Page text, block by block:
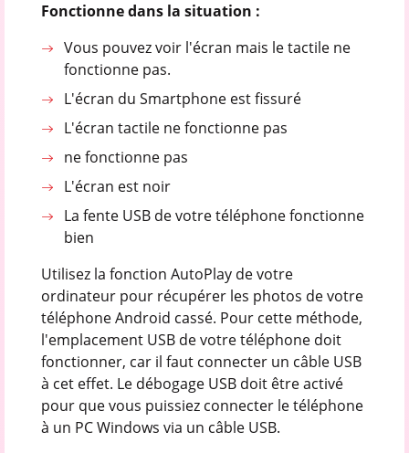
Fonctionne dans la situation :
Vous pouvez voir l'écran mais le tactile ne
fonctionne pas.
L'écran du Smartphone est fissuré
L'écran tactile ne fonctionne pas
ne fonctionne pas
L'écran est noir
La fente USB de votre téléphone fonctionne
bien
Utilisez la fonction AutoPlay de votre
ordinateur pour récupérer les photos de votre
téléphone Android cassé. Pour cette méthode,
l'emplacement USB de votre téléphone doit
fonctionner, car il faut connecter un câble USB
à cet effet. Le débogage USB doit être activé
pour que vous puissiez connecter le téléphone
à un PC Windows via un câble USB.